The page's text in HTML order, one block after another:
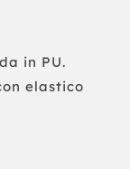
in PU.
elastico